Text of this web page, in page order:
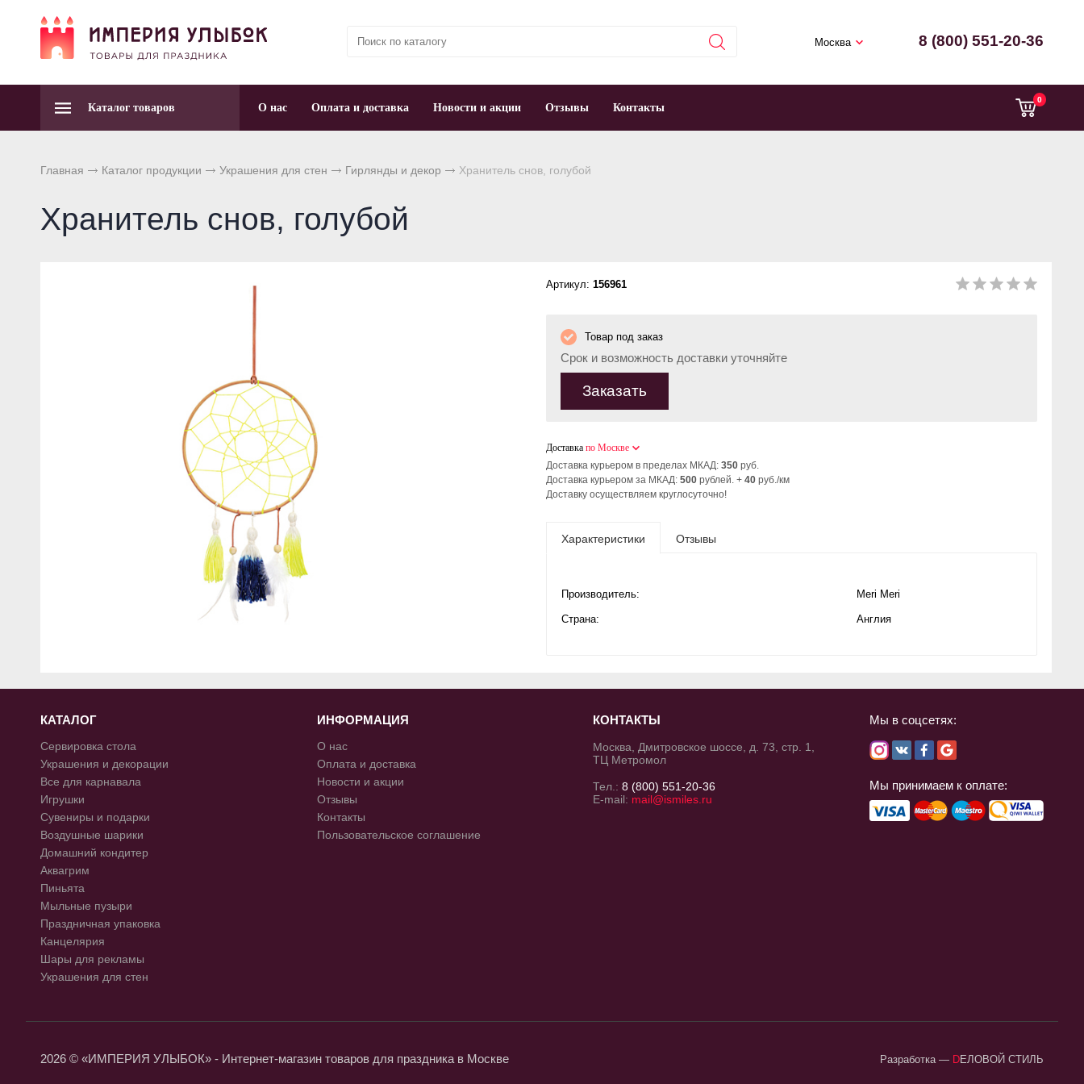
Москва 8 (800) 551-20-36
0
Каталог товаров О нас Оплата и доставка Новости и акции Отзывы Контакты
Главная Каталог продукции Украшения для стен Гирлянды и декор Хранитель снов, голубой
Хранитель снов, голубой
Артикул: 156961
Товар под заказ
Срок и возможность доставки уточняйте
Заказать
Доставка по Москве
Доставка курьером в пределах МКАД: 350 руб.
Доставка курьером за МКАД: 500 рублей. + 40 руб./км
Доставку осуществляем круглосуточно!
Характеристики Отзывы
Производитель: Meri Meri
Страна: Англия
КАТАЛОГ
Сервировка стола
Украшения и декорации
Все для карнавала
Игрушки
Сувениры и подарки
Воздушные шарики
Домашний кондитер
Аквагрим
Пиньята
Мыльные пузыри
Праздничная упаковка
Канцелярия
Шары для рекламы
Украшения для стен
ИНФОРМАЦИЯ
О нас
Оплата и доставка
Новости и акции
Отзывы
Контакты
Пользовательское соглашение
КОНТАКТЫ
Москва, Дмитровское шоссе, д. 73, стр. 1,
ТЦ Метромол
Тел.:8 (800) 551-20-36
E-mail: mail@ismiles.ru
Мы в соцсетях:
Мы принимаем к оплате:
2026 © «ИМПЕРИЯ УЛЫБОК» - Интернет-магазин товаров для праздника в Москве Разработка — DЕЛОВОЙ СТИЛЬ